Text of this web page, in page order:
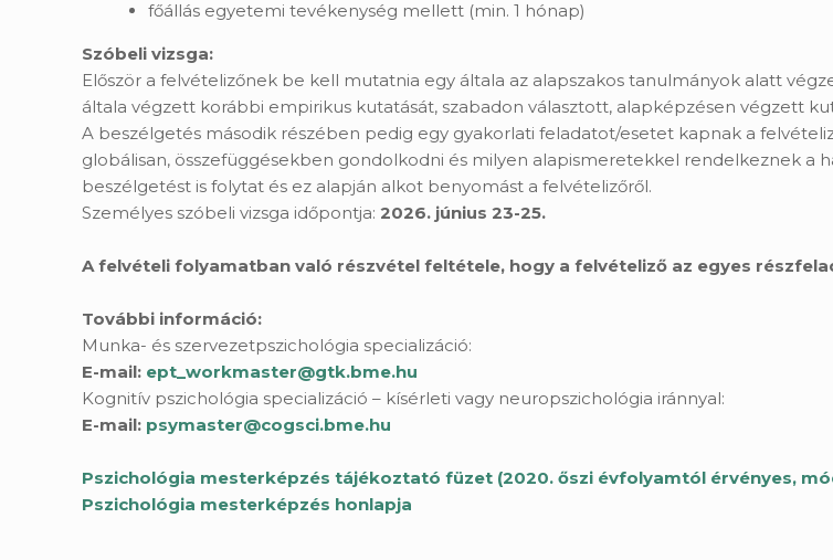
főállás egyetemi tevékenység mellett (min. 1 hónap)
Szóbeli vizsga:
Először a felvételizőnek be kell mutatnia egy általa az alapszakos tanulmányok alatt
általa végzett korábbi empirikus kutatását, szabadon választott, alapképzésen végzett
A beszélgetés második részében pedig egy gyakorlati feladatot/esetet kapnak a
globálisan, összefüggésekben gondolkodni és milyen alapismeretekkel rendelkeznek a
beszélgetést is folytat és ez alapján alkot benyomást a felvételizőről.
Személyes szóbeli vizsga időpontja:2026. június 23-25.
A felvételi folyamatban való részvétel feltétele, hogy a felvételiző az egyes
További információ:
Munka- és szervezetpszichológia specializáció:
E-mail: ept_workmaster@gtk.bme.hu
Kognitív pszichológia specializáció – kísérleti vagy neuropszichológia iránnyal:
E-mail: psymaster@cogsci.bme.hu
Pszichológia mesterképzés tájékoztató füzet (2020. őszi évfolyamtól érvényes,
Pszichológia mesterképzés honlapja